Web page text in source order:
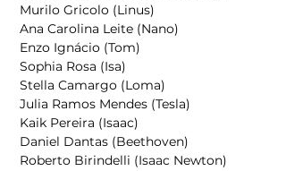
Murilo Gricolo (Linus)
Ana Carolina Leite (Nano)
Enzo Ignácio (Tom)
Sophia Rosa (Isa)
Stella Camargo (Loma)
Julia Ramos Mendes (Tesla)
Kaik Pereira (Isaac)
Daniel Dantas (Beethoven)
Roberto Birindelli (Isaac Newton)